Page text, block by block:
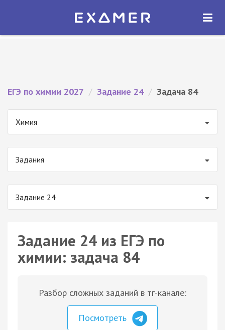
Экзамер — ЕГЭ 2027
ОТКРЫТЬ
ЕГЭ по химии 2027 / Задание 24 / Задача 84
Химия
Задания
Задание 24
Задание 24 из ЕГЭ по
химии: задача 84
Разбор сложных заданий в тг-канале:
Посмотреть